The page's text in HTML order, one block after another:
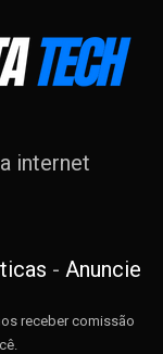
internet
- Anuncie
receber comissão